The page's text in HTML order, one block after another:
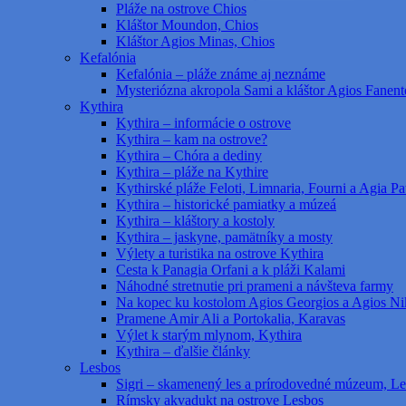
Pláže na ostrove Chios
Kláštor Moundon, Chios
Kláštor Agios Minas, Chios
Kefalónia
Kefalónia – pláže známe aj neznáme
Mysteriózna akropola Sami a kláštor Agios
Kythira
Kythira – informácie o ostrove
Kythira – kam na ostrove?
Kythira – Chóra a dediny
Kythira – pláže na Kythire
Kythirské pláže Feloti, Limnaria, Fourni a Agia
Kythira – historické pamiatky a múzeá
Kythira – kláštory a kostoly
Kythira – jaskyne, pamätníky a mosty
Výlety a turistika na ostrove Kythira
Cesta k Panagia Orfani a k pláži Kalami
Náhodné stretnutie pri prameni a návšteva farmy
Na kopec ku kostolom Agios Georgios a Agios
Pramene Amir Ali a Portokalia, Karavas
Výlet k starým mlynom, Kythira
Kythira – ďalšie články
Lesbos
Sigri – skamenený les a prírodovedné múzeum,
Rímsky akvadukt na ostrove Lesbos